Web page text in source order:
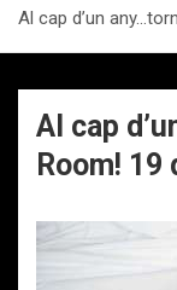
Al cap d’un
Al cap
Room! 19